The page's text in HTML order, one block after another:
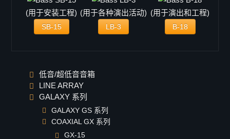
C-41
C-42
C-43
C-48
吸顶音箱
K-系列
K-3
(用于安装工程)
SB-15
(用于各种演出活动)
LB-3
(用于演出和工程)
B-18
低音/超低音音箱
LINE ARRAY
GALAXY 系列
GALAXY GS 系列
COAXIAL GX 系列
GX-15